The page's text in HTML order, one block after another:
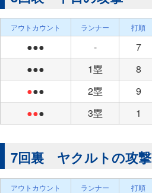
アウトカウント ランナー 打順
●●● - 7
●●●
1塁 8
●●● 2塁 9
●●● 3塁 1
7回裏 ヤクルトの攻撃
アウトカウント ランナー 打順